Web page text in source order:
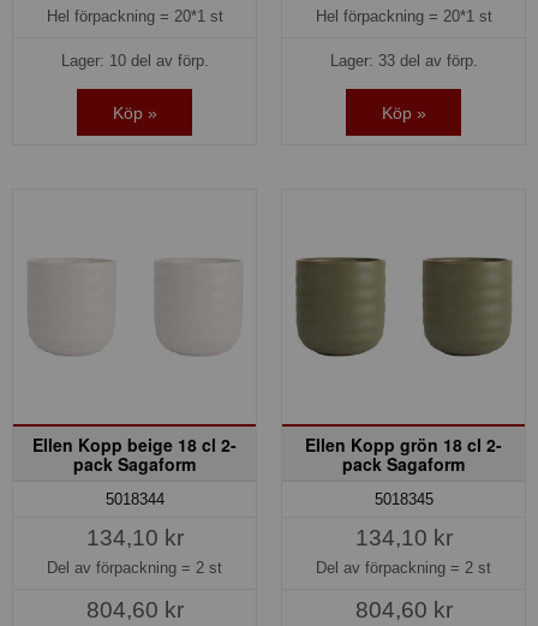
Hel förpackning = 20*1 st
Lager: 10 del av förp.
Köp »
Hel förpackning = 20*1 st
Lager: 33 del av förp.
Köp »
Ellen Kopp beige 18 cl 2-
pack Sagaform
5018344
134,10 kr
Del av förpackning = 2 st
804,60 kr
Ellen Kopp grön 18 cl 2-
pack Sagaform
5018345
134,10 kr
Del av förpackning = 2 st
804,60 kr